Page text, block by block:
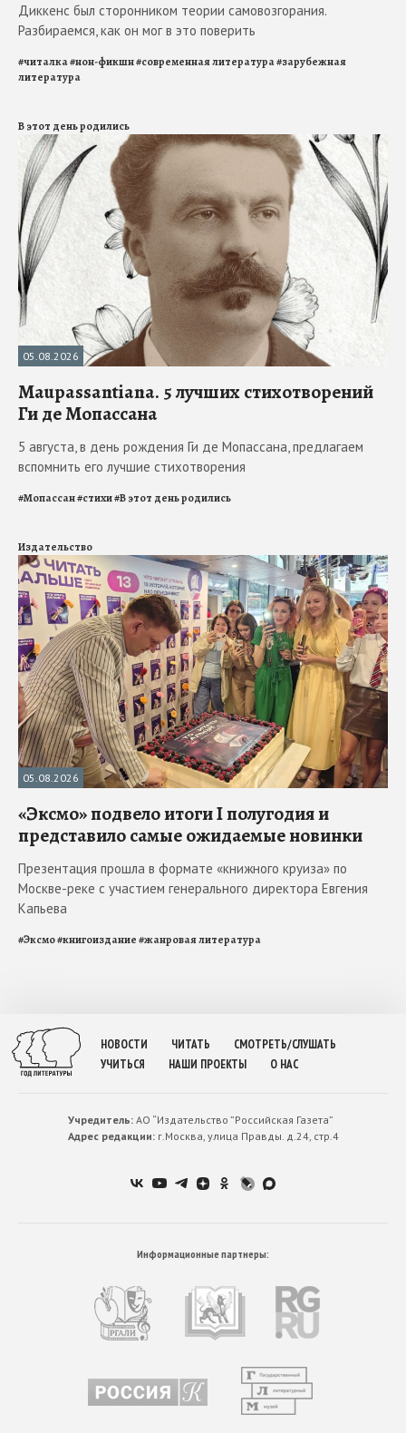
Диккенс был сторонником теории самовозгорания.
Разбираемся, как он мог в это поверить
#читалка#нон-фикшн#современная литература#зарубежная
литература
В этот день родились
05.08.2026
Maupassantiana. 5 лучших стихотворений
Ги де Мопассана
5 августа, в день рождения Ги де Мопассана, предлагаем
вспомнить его лучшие стихотворения
#Мопассан#стихи#В этот день родились
Издательство
05.08.2026
«Эксмо» подвело итоги I полугодия и
представило самые ожидаемые новинки
Презентация прошла в формате «книжного круиза» по
Москве-реке с участием генерального директора Евгения
Капьева
#Эксмо#книгоиздание#жанровая литература
НОВОСТИ ЧИТАТЬ
СМОТРЕТЬ/СЛУШАТЬ
УЧИТЬСЯ
НАШИ ПРОЕКТЫ О НАС
Учредитель:АО “Издательство ”Российская Газета”
Адрес редакции:г.Москва, улица Правды. д.24, стр.4
Информационные партнеры: